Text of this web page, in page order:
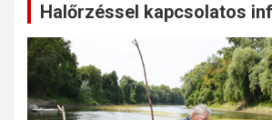
Halőrzéssel kapcsolatos